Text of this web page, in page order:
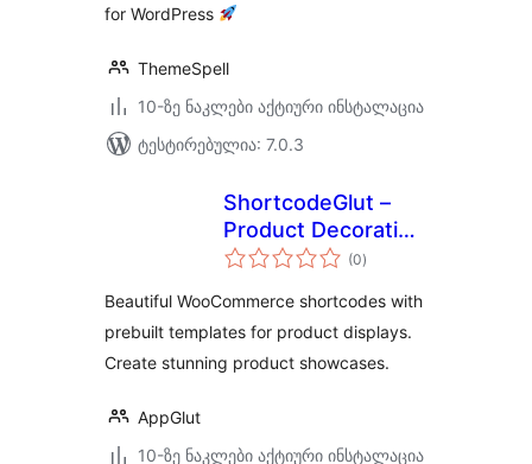
for WordPress
ThemeSpell
10-ზე ნაკლები აქტიური ინსტალაცია
ტესტირებულია: 7.0.3
ShortcodeGlut –
Product Decoration
with Shortcodes
(0საერთო
რეიტინგი
)
Beautiful WooCommerce shortcodes with
prebuilt templates for product displays.
Create stunning product showcases.
AppGlut
10-ზე ნაკლები აქტიური ინსტალაცია